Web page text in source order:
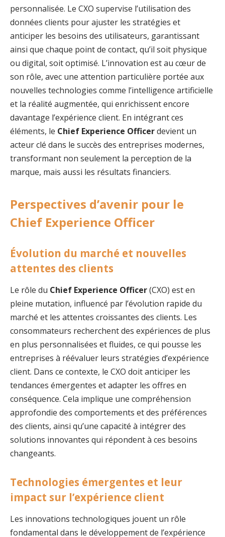
personnalisée. Le CXO supervise l’utilisation des
données clients pour ajuster les stratégies et
anticiper les besoins des utilisateurs, garantissant
ainsi que chaque point de contact, qu’il soit physique
ou digital, soit optimisé. L’innovation est au cœur de
son rôle, avec une attention particulière portée aux
nouvelles technologies comme l’intelligence artificielle
et la réalité augmentée, qui enrichissent encore
davantage l’expérience client. En intégrant ces
éléments, le Chief Experience Officerdevient un
acteur clé dans le succès des entreprises modernes,
transformant non seulement la perception de la
marque, mais aussi les résultats financiers.
Perspectives d’avenir pour le
Chief Experience Officer
Évolution du marché et nouvelles
attentes des clients
Le rôle du Chief Experience Officer(CXO) est en
pleine mutation, influencé par l’évolution rapide du
marché et les attentes croissantes des clients. Les
consommateurs recherchent des expériences de plus
en plus personnalisées et fluides, ce qui pousse les
entreprises à réévaluer leurs stratégies d’expérience
client. Dans ce contexte, le CXO doit anticiper les
tendances émergentes et adapter les offres en
conséquence. Cela implique une compréhension
approfondie des comportements et des préférences
des clients, ainsi qu’une capacité à intégrer des
solutions innovantes qui répondent à ces besoins
changeants.
Technologies émergentes et leur
impact sur l’expérience client
Les innovations technologiques jouent un rôle
fondamental dans le développement de l’expérience